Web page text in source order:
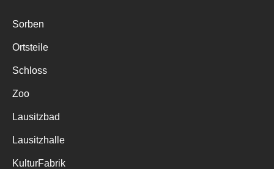
Sorben
Ortsteile
Schloss
Zoo
Lausitzbad
Lausitzhalle
KulturFabrik